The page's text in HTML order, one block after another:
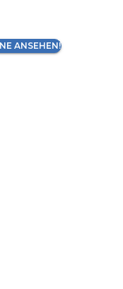
ANSEHEN!